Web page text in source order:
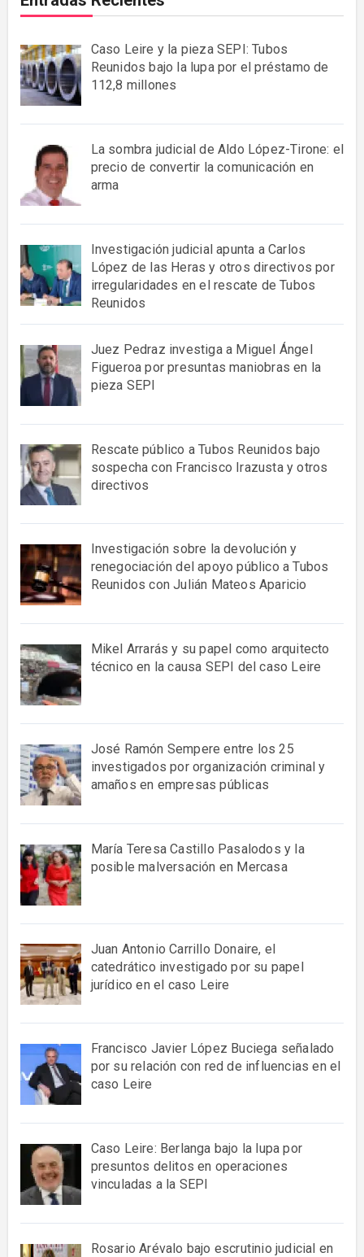
Caso Leire y la pieza SEPI: Tubos
Reunidos bajo la lupa por el préstamo de
112,8 millones
La sombra judicial de Aldo López-Tirone: el
precio de convertir la comunicación en
arma
Investigación judicial apunta a Carlos
López de las Heras y otros directivos por
irregularidades en el rescate de Tubos
Reunidos
Juez Pedraz investiga a Miguel Ángel
Figueroa por presuntas maniobras en la
pieza SEPI
Rescate público a Tubos Reunidos bajo
sospecha con Francisco Irazusta y otros
directivos
Investigación sobre la devolución y
renegociación del apoyo público a Tubos
Reunidos con Julián Mateos Aparicio
Mikel Arrarás y su papel como arquitecto
técnico en la causa SEPI del caso Leire
José Ramón Sempere entre los 25
investigados por organización criminal y
amaños en empresas públicas
María Teresa Castillo Pasalodos y la
posible malversación en Mercasa
Juan Antonio Carrillo Donaire, el
catedrático investigado por su papel
jurídico en el caso Leire
Francisco Javier López Buciega señalado
por su relación con red de influencias en el
caso Leire
Caso Leire: Berlanga bajo la lupa por
presuntos delitos en operaciones
vinculadas a la SEPI
Rosario Arévalo bajo escrutinio judicial en